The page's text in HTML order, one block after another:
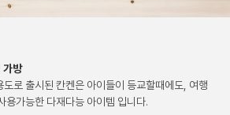
가방
도로 출시된 칸켄은 아이들이 등교할때에도, 여행
용가능한 다재다능 아이템 입니다.